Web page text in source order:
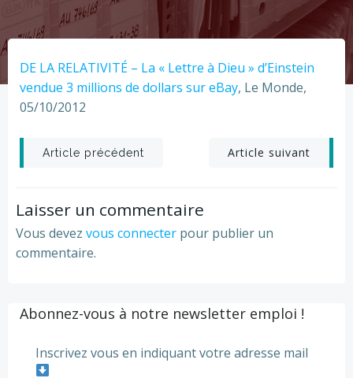
DE LA RELATIVITÉ – La « Lettre à Dieu » d’Einstein
vendue 3 millions de dollars sur eBay, Le Monde,
05/10/2012
Post
navigation
Article précédent
Post
navigation
Article suivant
Laisser un commentaire
Vous devez vous connecter pour publier un
commentaire.
Abonnez-vous à notre newsletter emploi !
Inscrivez vous en indiquant votre adresse mail